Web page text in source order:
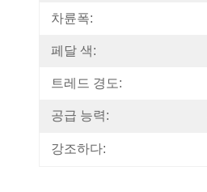
차륜폭:
페달 색:
트레드 경도:
공급 능력:
강조하다: